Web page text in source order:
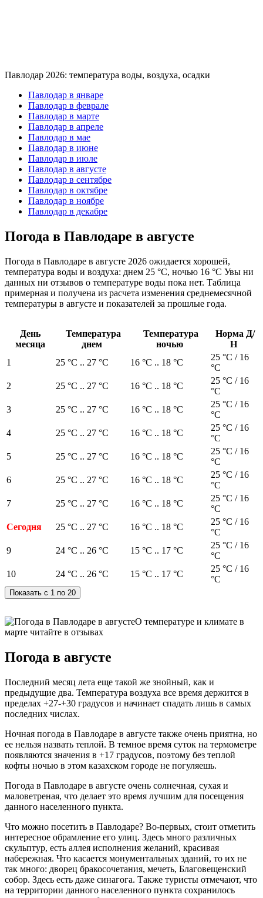
Павлодар 2026: температура воды, воздуха, осадки
Павлодар в январе
Павлодар в феврале
Павлодар в марте
Павлодар в апреле
Павлодар в мае
Павлодар в июне
Павлодар в июле
Павлодар в августе
Павлодар в сентябре
Павлодар в октябре
Павлодар в ноябре
Павлодар в декабре
Погода в Павлодаре в августе
Погода в Павлодаре в августе 2026 ожидается хорошей,
температура воды и воздуха: днем 25 °C, ночью 16 °C Увы ни
данных ни отзывов о температуре воды пока нет. Таблица
примерная и получена из расчета изменения среднемесячной
температуры в августе и показателей за прошлые года.
День
месяца
Температура
днем
Температура
ночью
Норма Д/
Н
1
25 °C .. 27 °C 16 °C .. 18 °C
25 °C / 16
°C
2
25 °C .. 27 °C 16 °C .. 18 °C
25 °C / 16
°C
3
25 °C .. 27 °C 16 °C .. 18 °C
25 °C / 16
°C
4
25 °C .. 27 °C 16 °C .. 18 °C
25 °C / 16
°C
5
25 °C .. 27 °C 16 °C .. 18 °C
25 °C / 16
°C
6
25 °C .. 27 °C 16 °C .. 18 °C
25 °C / 16
°C
7
25 °C .. 27 °C 16 °C .. 18 °C
25 °C / 16
°C
Сегодня
25 °C .. 27 °C 16 °C .. 18 °C
25 °C / 16
°C
9
24 °C .. 26 °C 15 °C .. 17 °C
25 °C / 16
°C
10
24 °C .. 26 °C 15 °C .. 17 °C
25 °C / 16
°C
О температуре и климате в
марте читайте в отзывах
Погода в августе
Последний месяц лета еще такой же знойный, как и
предыдущие два. Температура воздуха все время держится в
пределах +27-+30 градусов и начинает спадать лишь в самых
последних числах.
Ночная погода в Павлодаре в августе также очень приятна, но
ее нельзя назвать теплой. В темное время суток на термометре
появляются значения в +17 градусов, поэтому без теплой
кофты ночью в этом казахском городе не погуляешь.
Погода в Павлодаре в августе очень солнечная, сухая и
маловетреная, что делает это время лучшим для посещения
данного населенного пункта.
Что можно посетить в Павлодаре? Во-первых, стоит отметить
интересное обрамление его улиц. Здесь много различных
скульптур, есть аллея исполнения желаний, красивая
набережная. Что касается монументальных зданий, то их не
так много: дворец бракосочетания, мечеть, Благовещенский
собор. Здесь есть даже синагога. Также туристы отмечают, что
на территории данного населенного пункта сохранилось